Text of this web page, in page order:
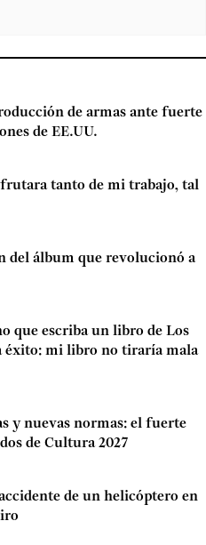
de armas ante fuerte
de EE.UU.
tanto de mi trabajo, tal
del álbum que revolucionó a
que escriba un libro de Los
éxito: mi libro no tiraría mala
y nuevas normas: el fuerte
de Cultura 2027
de un helicóptero en